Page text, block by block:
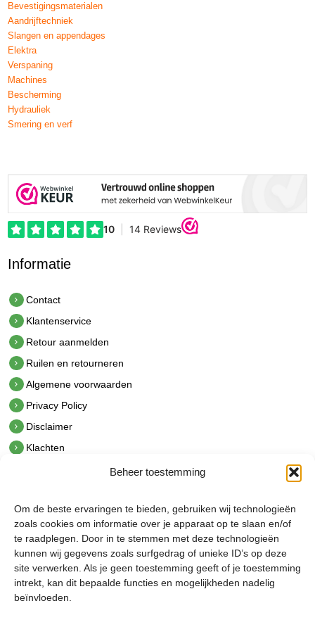
Beheer toestemming
Om de beste ervaringen te bieden, gebruiken wij technologieën
zoals cookies om informatie over je apparaat op te slaan en/of
te raadplegen. Door in te stemmen met deze technologieën
kunnen wij gegevens zoals surfgedrag of unieke ID’s op deze
site verwerken. Als je geen toestemming geeft of je toestemming
intrekt, kan dit bepaalde functies en mogelijkheden nadelig
beïnvloeden.
Bevestigingsmaterialen
Aandrijftechniek
Slangen en appendages
Elektra
Verspaning
Machines
Bescherming
Hydrauliek
Smering en verf
Informatie
Contact
Klantenservice
Retour aanmelden
Ruilen en retourneren
Algemene voorwaarden
Privacy Policy
Disclaimer
Klachten
hetindustriehuis B.V.
De Hoek 1 1601 MR Enkhuizen
t.0228 53 00 40
e.info@hetindustriehuis.com
KVK 51483904
BTW NL850044522B01